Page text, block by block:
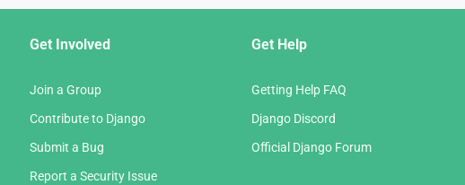
Get Involved
Join a Group
Contribute to Django
Submit a Bug
Report a Security Issue
Get Help
Getting Help FAQ
Django Discord
Official Django Forum